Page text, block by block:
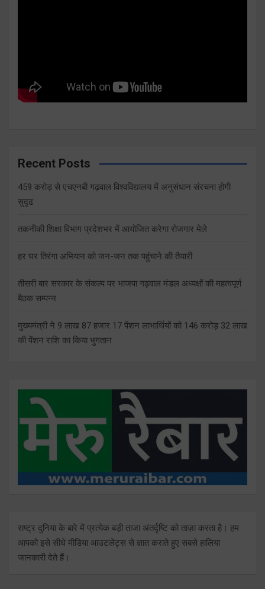
Recent Posts
459 करोड़ से एचएनबी गढ़वाल विश्वविद्यालय में अनुसंधान संरचना होगी
सुदृढ
तकनीकी शिक्षा विभाग प्रदेशभर में आयोजित करेगा रोजगार मेले
हर घर तिरंगा अभियान को जन-जन तक पहुंचाने की तैयारी
तीसरी बार सरकार के संकल्प पर भाजपा गढ़वाल मंडल अध्यक्षों की महत्वपूर्ण
बैठक सम्पन्न
मुख्यमंत्री ने 9 लाख 87 हजार 17 पेंशन लाभार्थियों को 146 करोड़ 32 लाख
की पेंशन राशि का किया भुगतान
राष्ट्र दुनिया के बारे में प्रत्येक बड़ी ताजा अंतर्दृष्टि को ताज़ा करता है। हम
आपको इसे सीधे मीडिया आउटलेट्स से ज्ञात कराते हुए सबसे हालिया
जानकारी देते हैं।